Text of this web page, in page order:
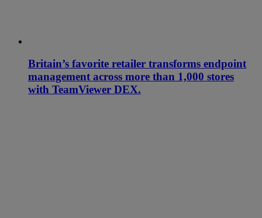
Britain’s favorite retailer transforms endpoint
management across more than 1,000 stores
with TeamViewer DEX.